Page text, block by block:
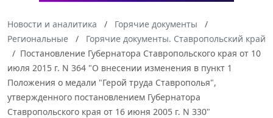
Новости и аналитика
Горячие документы
Региональные
Горячие документы. Ставропольский край
Постановление Губернатора Ставропольского края от 10
июля 2015 г. N 364 "О внесении изменения в пункт 1
Положения о медали "Герой труда Ставрополья",
утвержденного постановлением Губернатора
Ставропольского края от 16 июня 2005 г. N 330"